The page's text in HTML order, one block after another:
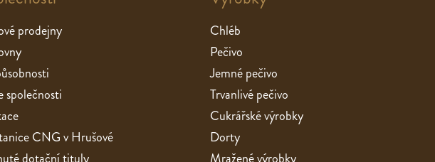
prodejny
společnosti
CNG v Hrušové
Chléb
Pečivo
Jemné pečivo
Trvanlivé pečivo
Cukrářské výrobky
Dorty